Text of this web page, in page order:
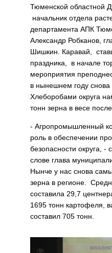
Тюменской областной
начальник отдела
департамента АПК
Александр Робканов,
Шишкин. Каравай,
праздника, в начале
мероприятия
в нынешнем году снова
Хлеборобами округа
тонн зерна в весе
- Агропромышленный
роль в обеспечении
безопасности округа, -
слове глава
Нынче у нас снова
зерна в регионе.
составила 29,7
1695 тонн картофеля,
составил 705 тонн.